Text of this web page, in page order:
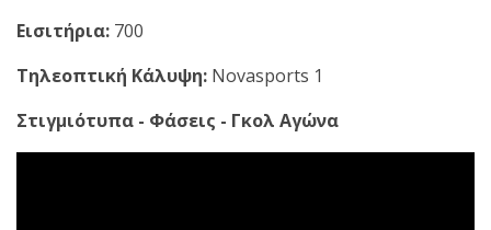
Εισιτήρια: 700
Τηλεοπτική Κάλυψη: Novasports 1
Στιγμιότυπα - Φάσεις - Γκολ Αγώνα